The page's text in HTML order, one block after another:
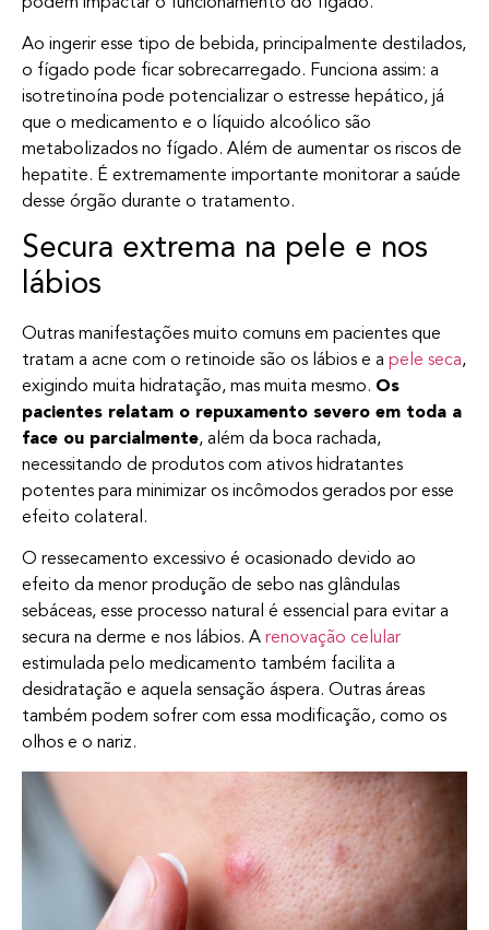
Ao ingerir esse tipo de bebida, principalmente destilados,
o fígado pode ficar sobrecarregado. Funciona assim: a
isotretinoína pode potencializar o estresse hepático, já
que o medicamento e o líquido alcoólico são
metabolizados no fígado. Além de aumentar os riscos de
hepatite. É extremamente importante monitorar a saúde
desse órgão durante o tratamento.
Secura extrema na pele e nos
lábios
Outras manifestações muito comuns em pacientes que
tratam a acne com o retinoide são os lábios e a pele seca,
exigindo muita hidratação, mas muita mesmo. Os
pacientes relatam o repuxamento severo em toda a
face ou parcialmente, além da boca rachada,
necessitando de produtos com ativos hidratantes
potentes para minimizar os incômodos gerados por esse
efeito colateral.
O ressecamento excessivo é ocasionado devido ao
efeito da menor produção de sebo nas glândulas
sebáceas, esse processo natural é essencial para evitar a
secura na derme e nos lábios. A renovação celular
estimulada pelo medicamento também facilita a
desidratação e aquela sensação áspera. Outras áreas
também podem sofrer com essa modificação, como os
olhos e o nariz.